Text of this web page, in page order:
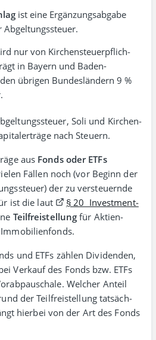
ist eine Ergänzungs­abgabe
Abgeltungssteuer.
nur von Kirchen­steuer­pflich­
in Bayern und Baden-
übrigen Bundes­ländern 9 %
Soli und Kirchen­
nach Steuern.
aus Fonds oder ETFs
Fällen noch (vor Beginn der
der zu versteu­ernde
ist die laut
§ 20 Invest­ment­
Teilfrei­stellung für Aktien­
und ETFs zählen Divi­denden,
Verkauf des Fonds bzw. ETFs
Welcher Anteil
der Teil­frei­stellung tat­säch­
hierbei von der Art des Fonds